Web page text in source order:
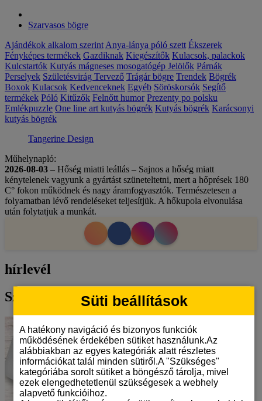
Szarvasos bögre
Ajándékok alkalom szerint Anya-lánya póló szett Ékszerek
Fényképes termékek Gazdiknak Kiegészítők Kulacsok, palackok
Kulcstartók Kutyás mágneses mosogatógép Jelölők Párnák
Perselyek Születésvirág Tervező Trágár bögre Trendek Bögrék
Boxok Kulacsok Kedvenceknek Egyéb Söröskorsók Segítő
termékek Póló Kitűzők Felnőtt humor Prezenty po polsku
Emlékpuzzle One line art kutyás bögrék Kutyás bögrék Karácsonyi
kutyás bögrék
Tangerine Design
Műhelynapló:
2026-08-03 – Hőség miatti leállás – Sajnos a hőség miatt
kénytelenek vagyunk a gyártást szüneteltetni, mert a hőprések 180
C° fokon működnek és nagy áramfogyasztók. Természetesen a
folyamatban lévő rendeléseket teljesítjük. A hőkupola elvonulása
után folytatjuk a munkát.
hírlevél
Szarvasos bögreSüti beállítások
A hatékony navigáció és bizonyos funkciók
működésének érdekében sütiket használunk.Az
alábbiakban az egyes kategóriák alatt részletes
információkat talál minden sütiről.A "Szükséges"
kategóriába sorolt sütiket a böngésző tárolja, mivel
ezek elengedhetetlenül szükségesek a webhely
alapvető funkcióihoz.